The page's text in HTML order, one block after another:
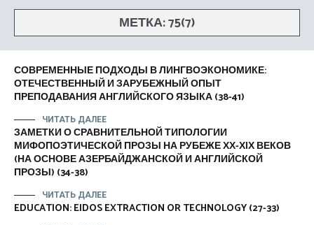
МЕТКА:75(7)
СОВРЕМЕННЫЕ ПОДХОДЫ В ЛИНГВОЭКОНОМИКЕ:
ОТЕЧЕСТВЕННЫЙ И ЗАРУБЕЖНЫЙ ОПЫТ
ПРЕПОДАВАНИЯ АНГЛИЙСКОГО ЯЗЫКА (38-41)
ЧИТАТЬ ДАЛЕЕ
ЗАМЕТКИ О СРАВНИТЕЛЬНОЙ ТИПОЛОГИИ
МИФОПОЭТИЧЕСКОЙ ПРОЗЫ НА РУБЕЖЕ ХХ-ХIХ ВЕКОВ
(НА ОСНОВЕ АЗЕРБАЙДЖАНСКОЙ И АНГЛИЙСКОЙ
ПРОЗЫ) (34-38)
ЧИТАТЬ ДАЛЕЕ
EDUCATION: EIDOS EXTRACTION OR TECHNOLOGY (27-33)